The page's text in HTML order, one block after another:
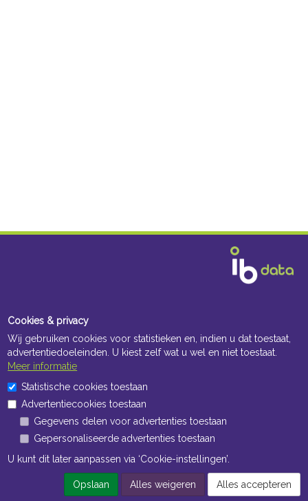
Cookies & privacy
Wij gebruiken cookies voor statistieken en, indien u dat toestaat,
advertentiedoeleinden. U kiest zelf wat u wel en niet toestaat.
Meer informatie
Statistische cookies toestaan
Advertentiecookies toestaan
Gegevens delen voor advertenties toestaan
Gepersonaliseerde advertenties toestaan
U kunt dit later aanpassen via ‘Cookie-instellingen’.
Opslaan Alles weigeren Alles accepteren